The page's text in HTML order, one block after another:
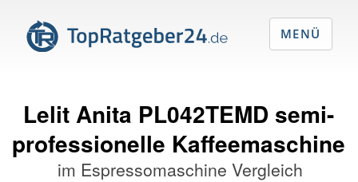
Lelit Anita PL042TEMD semi-
professionelle Kaffeemaschine
im Espressomaschine Vergleich
MENÜ